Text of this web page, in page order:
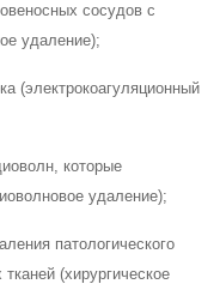
сосудов с
удаление);
(электрокоагуляционный
которые
удаление);
патологического
(хирургическое